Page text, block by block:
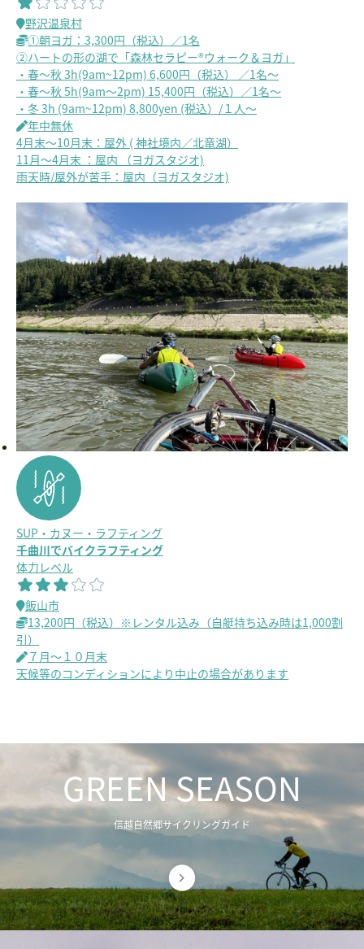
野沢温泉村
①朝ヨガ：3,300円（税込）／1名
②ハートの形の湖で「森林セラピー®ウォーク＆ヨガ」
・春～秋 3h(9am~12pm) 6,600円（税込） ／1名～
・春～秋 5h(9am～2pm) 15,400円（税込）／1名～
・冬 3h (9am~12pm) 8,800yen (税込）/１人～
年中無休
4月末～10月末：屋外 ( 神社境内／北竜湖）
11月～4月末 ：屋内 （ヨガスタジオ)
雨天時/屋外が苦手：屋内（ヨガスタジオ)
SUP・カヌー・ラフティング
千曲川でバイクラフティング
体力レベル
飯山市
13,200円（税込）※レンタル込み（自艇持ち込み時は1,000割
引）
７月～１０月末
天候等のコンディションにより中止の場合があります
GREEN SEASON
信越自然郷サイクリングガイド